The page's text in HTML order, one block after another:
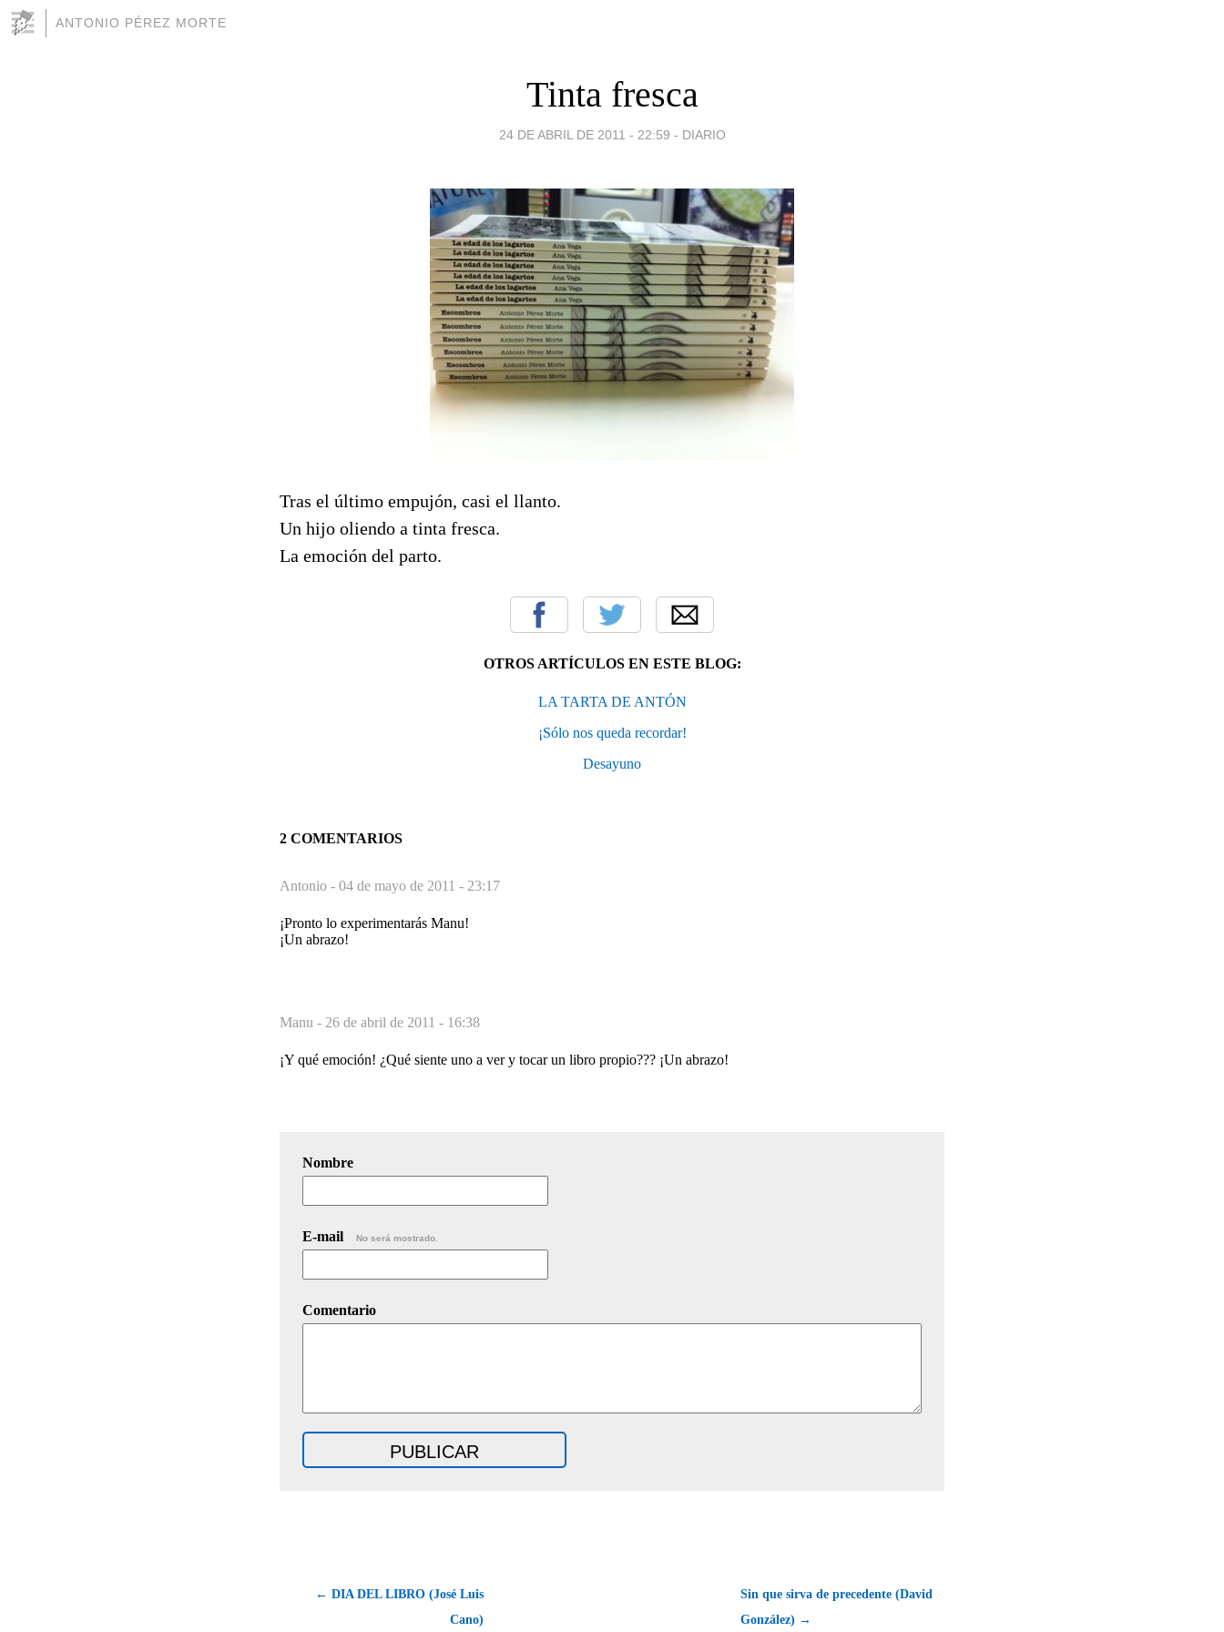
ANTONIO PÉREZ MORTE
Tinta fresca
24 DE ABRIL DE 2011 - 22:59 - DIARIO
Tras el último empujón, casi el llanto.
Un hijo oliendo a tinta fresca.
La emoción del parto.
OTROS ARTÍCULOS EN ESTE BLOG:
LA TARTA DE ANTÓN
¡Sólo nos queda recordar!
Desayuno
2 COMENTARIOS
Antonio - 04 de mayo de 2011 - 23:17
¡Pronto lo experimentarás Manu!
¡Un abrazo!
Manu - 26 de abril de 2011 - 16:38
¡Y qué emoción! ¿Qué siente uno a ver y tocar un libro propio??? ¡Un abrazo!
Nombre
E-mail No será mostrado.
Comentario
← DIA DEL LIBRO (José Luis
Cano)
Sin que sirva de precedente (David
González) →